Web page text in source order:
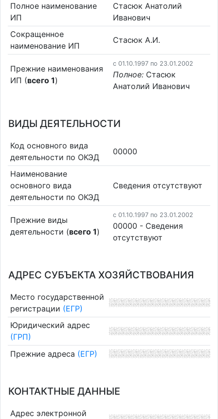
Полное наименование
ИП
Стасюк Анатолий
Иванович
Сокращенное
наименование ИП
Стасюк А.И.
Прежние наименования
ИП (всего 1)
c 01.10.1997 по 23.01.2002
Полное: Стасюк
Анатолий Иванович
ВИДЫ ДЕЯТЕЛЬНОСТИ
Код основного вида
деятельности по ОКЭД
00000
Наименование
основного вида
деятельности по ОКЭД
Cведения отсутствуют
Прежние виды
деятельности (всего 1)
c 01.10.1997 по 23.01.2002
00000 - Cведения
отсутствуют
АДРЕС СУБЪЕКТА ХОЗЯЙСТВОВАНИЯ
Место государственной
регистрации (ЕГР)
Юридический адрес
(ГРП)
Прежние адреса (ЕГР)
КОНТАКТНЫЕ ДАННЫЕ
Адрес электронной